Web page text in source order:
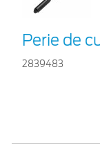
Perie de
2839483